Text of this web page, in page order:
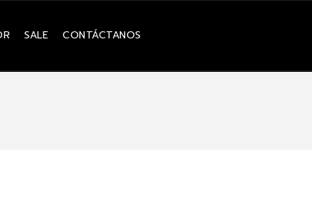
SALE CONTÁCTANOS